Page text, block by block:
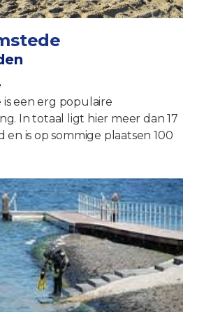
een erg populaire
In totaal ligt hier meer dan 17
en is op sommige plaatsen 100